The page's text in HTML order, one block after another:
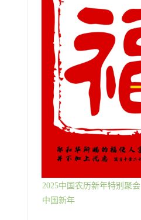
2025中国农历新年特别聚会
中国新年